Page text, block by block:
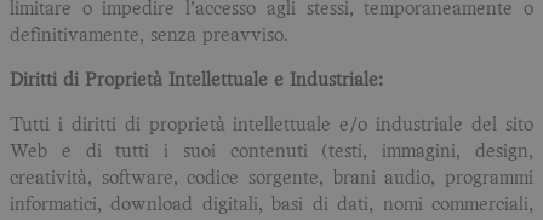
limitare o impedire l’accesso agli stessi, temporaneamente o
definitivamente, senza preavviso.
Diritti di Proprietà Intellettuale e Industriale:
Tutti i diritti di proprietà intellettuale e/o industriale del sito
Web e di tutti i suoi contenuti (testi, immagini, design,
creatività, software, codice sorgente, brani audio, programmi
informatici, download digitali, basi di dati, nomi commerciali,